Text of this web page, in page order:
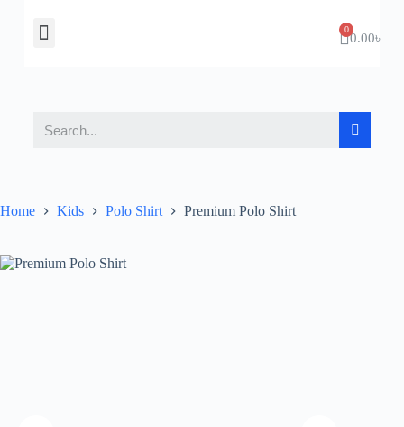
0.00৳
Home Kids Polo Shirt Premium Polo Shirt